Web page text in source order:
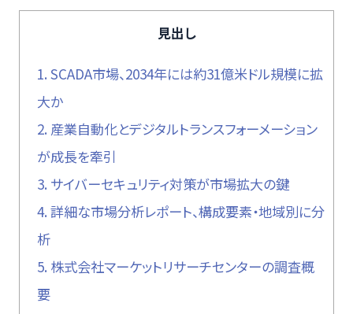
見出し
1. SCADA市場、2034年には約31億米ドル規模に拡
大か
2. 産業自動化とデジタルトランスフォーメーション
が成長を牽引
3. サイバーセキュリティ対策が市場拡大の鍵
4. 詳細な市場分析レポート、構成要素・地域別に分
析
5. 株式会社マーケットリサーチセンターの調査概
要